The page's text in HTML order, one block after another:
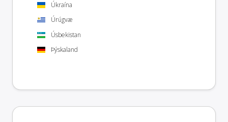
Úkraína
Úrúgvæ
Úsbekistan
Þýskaland